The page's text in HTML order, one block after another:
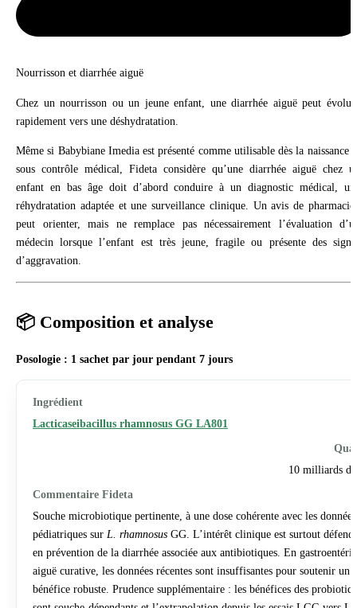
Nourrisson et diarrhée aiguë
Chez un nourrisson ou un jeune enfant, une diarrhée aiguë peut
rapidement vers une déshydratation.
Même si Babybiane Imedia est présenté comme utilisable dès la naissance
sous contrôle médical, Fideta considère qu’une diarrhée aiguë chez
enfant en bas âge doit d’abord conduire à un diagnostic médical,
réhydratation adaptée et une surveillance clinique. Un avis de
peut orienter, mais ne remplace pas nécessairement l’évaluation
médecin lorsque l’enfant est très jeune, fragile ou présente des
d’aggravation.
📦 Composition et analyse
Posologie : 1 sachet par jour pendant 7 jours
Lacticaseibacillus rhamnosus GG LA801
10 milliards
Souche microbiotique pertinente, à une dose cohérente avec les données
pédiatriques sur L. rhamnosus GG. L’intérêt clinique est surtout
en prévention de la diarrhée associée aux antibiotiques. En
aiguë curative, les données récentes sont insuffisantes pour soutenir un
bénéfice robuste. Prudence supplémentaire : les bénéfices des